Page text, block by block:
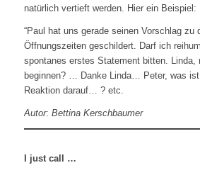
natürlich vertieft werden. Hier ein Beispiel:
“Paul hat uns gerade seinen Vorschlag zu
Öffnungszeiten geschildert. Darf ich
spontanes erstes Statement bitten. Linda,
beginnen? … Danke Linda… Peter, was
Reaktion darauf… ? etc.
Autor: Bettina Kerschbaumer
I just call …